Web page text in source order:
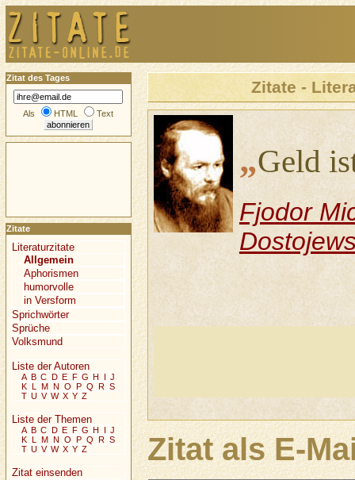
Zitate -
„Geld
Fjodor
Zitat als E-
Zitat des Tages
Als HTML Text
Zitate
Literaturzitate
Allgemein
Aphorismen
humorvolle
in Versform
Sprichwörter
Sprüche
Volksmund
Liste der Autoren
A B C D E F G H I J
K L M N O P Q R S
T U V W X Y Z
Liste der Themen
A B C D E F G H I J
K L M N O P Q R S
T U V W X Y Z
Zitat einsenden